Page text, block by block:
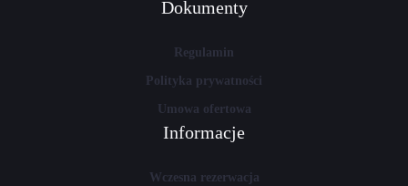
Dokumenty
Regulamin
Polityka prywatności
Umowa ofertowa
Informacje
Wczesna rezerwacja